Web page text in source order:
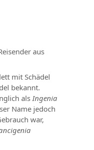
aus
mit Schädel
bekannt.
alsIngenia
Name jedoch
war,